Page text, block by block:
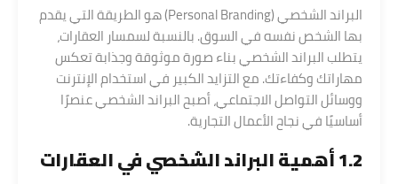
البراند الشخصي (Personal Branding) هو الطريقة التي يقدم
بها الشخص نفسه في السوق. بالنسبة لسمسار العقارات،
يتطلب البراند الشخصي بناء صورة موثوقة وجذابة تعكس
مهاراتك وكفاءتك. مع التزايد الكبير في استخدام الإنترنت
ووسائل التواصل الاجتماعي، أصبح البراند الشخصي عنصرًا
أساسيًا في نجاح الأعمال التجارية.
1.2 أهمية البراند الشخصي في العقارات